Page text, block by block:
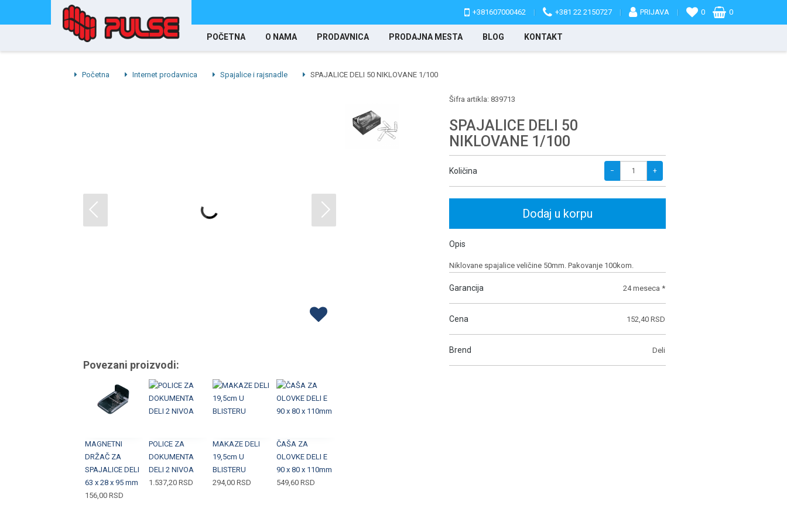
+381607000462 | +381 22 2150727 | PRIJAVA | 0 0
POČETNA O NAMA PRODAVNICA PRODAJNA MESTA BLOG KONTAKT
Početna Internet prodavnica Spajalice i rajsnadle SPAJALICE DELI 50 NIKLOVANE 1/100
Povezani proizvodi:
MAGNETNI
DRŽAČ ZA
SPAJALICE DELI
63 x 28 x 95 mm
156,00 RSD
POLICE ZA
DOKUMENTA
DELI 2 NIVOA
1.537,20 RSD
MAKAZE DELI
19,5cm U
BLISTERU
294,00 RSD
ČAŠA ZA
OLOVKE DELI E
90 x 80 x 110mm
549,60 RSD
Šifra artikla: 839713
SPAJALICE DELI 50
NIKLOVANE 1/100
Količina − +
Dodaj u korpu
Opis
Niklovane spajalice veličine 50mm. Pakovanje 100kom.
Garancija 24 meseca *
Cena 152,40 RSD
Brend Deli